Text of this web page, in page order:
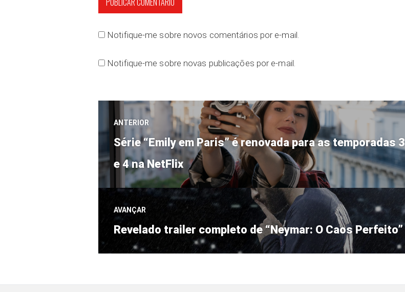
Notifique-me sobre novos comentários por e-mail.
Notifique-me sobre novas publicações por e-mail.
Navegação
de
Post
ANTERIOR
Post
anterior:
Série “Emily em Paris” é renovada para as temporadas 3
e 4 na NetFlix
AVANÇAR
Próximo
post:
Revelado trailer completo de “Neymar: O Caos Perfeito”